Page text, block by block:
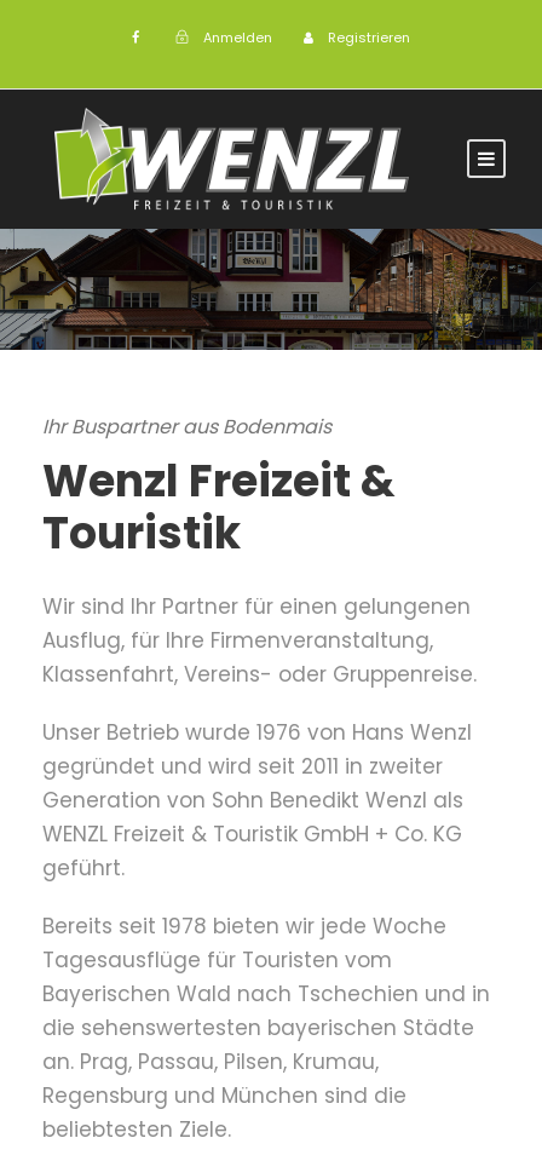
Anmelden Registrieren
Ihr Buspartner aus Bodenmais
Wenzl Freizeit &
Touristik
Wir sind Ihr Partner für einen gelungenen
Ausflug, für Ihre Firmenveranstaltung,
Klassenfahrt, Vereins- oder Gruppenreise.
Unser Betrieb wurde 1976 von Hans Wenzl
gegründet und wird seit 2011 in zweiter
Generation von Sohn Benedikt Wenzl als
WENZL Freizeit & Touristik GmbH + Co. KG
geführt.
Bereits seit 1978 bieten wir jede Woche
Tagesausflüge für Touristen vom
Bayerischen Wald nach Tschechien und in
die sehenswertesten bayerischen Städte
an. Prag, Passau, Pilsen, Krumau,
Regensburg und München sind die
beliebtesten Ziele.